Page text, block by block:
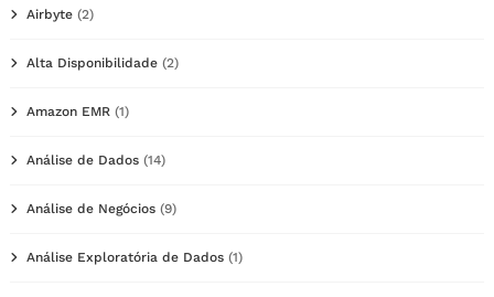
Airbyte (2)
Alta Disponibilidade (2)
Amazon EMR (1)
Análise de Dados (14)
Análise de Negócios (9)
Análise Exploratória de Dados (1)